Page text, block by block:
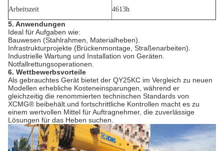
Arbeitszeit 4613h
5. Anwendungen
Ideal für Aufgaben wie:
Bauwesen (Stahlrahmen, Materialheben).
Infrastrukturprojekte (Brückenmontage, Straßenarbeiten).
Industrielle Wartung und Installation von Geräten.
Notfallrettungsoperationen.
6. Wettbewerbsvorteile
Als gebrauchtes Gerät bietet der QY25KC im Vergleich zu neuen
Modellen erhebliche Kosteneinsparungen, während er
gleichzeitig die renommierten technischen Standards von
XCMG® beibehält.und fortschrittliche Kontrollen macht es zu
einem wertvollen Mittel für Auftragnehmer, die zuverlässige
Lösungen für das Heben suchen.